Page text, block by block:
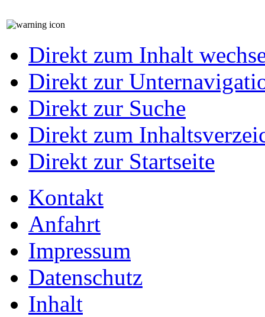
Direkt zum Inhalt
Direkt zur
Direkt zur Suche
Direkt zum
Direkt zur Startseite
Kontakt
Anfahrt
Impressum
Datenschutz
Inhalt